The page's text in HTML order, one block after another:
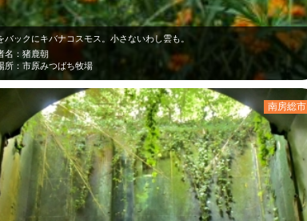
バックにキバナコスモス。小さないわし雲も。
名：猪鹿朝
所：市原みつばち牧場
南房総市